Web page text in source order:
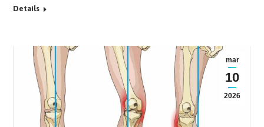
Details
mar
10
2026